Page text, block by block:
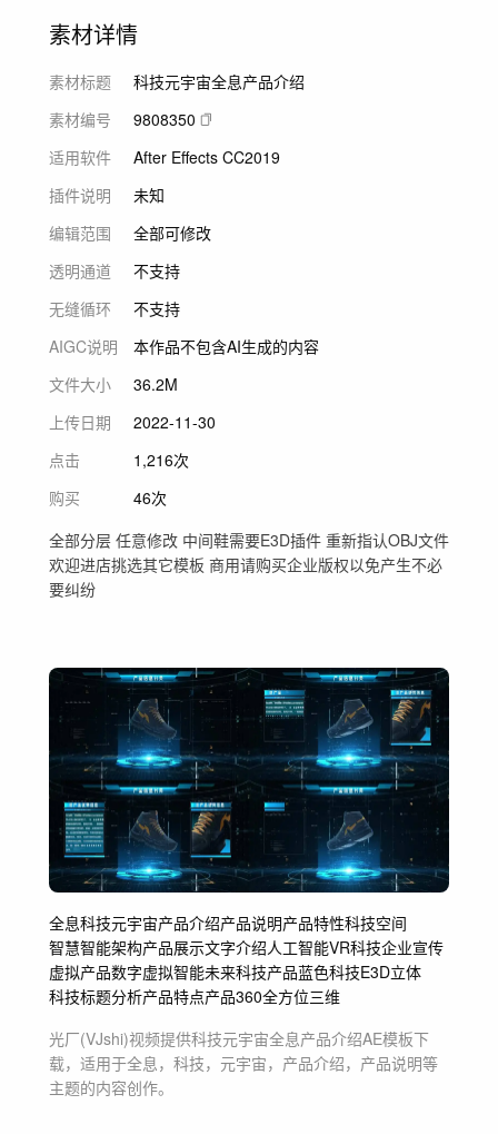
素材详情
素材标题
科技元宇宙全息产品介绍
素材编号
9808350
适用软件
After Effects CC2019
插件说明
未知
编辑范围
全部可修改
透明通道
不支持
无缝循环
不支持
AIGC说明
本作品不包含AI生成的内容
文件大小
36.2M
上传日期
2022-11-30
点击
1,216次
购买
46次
全部分层 任意修改 中间鞋需要E3D插件 重新指认OBJ文件
欢迎进店挑选其它模板 商用请购买企业版权以免产生不必
要纠纷
全息科技元宇宙产品介绍产品说明产品特性科技空间
智慧智能架构产品展示文字介绍人工智能VR科技企业宣传
虚拟产品数字虚拟智能未来科技产品蓝色科技E3D立体
科技标题分析产品特点产品360全方位三维
光厂(VJshi)视频提供科技元宇宙全息产品介绍AE模板下
载，适用于全息，科技，元宇宙，产品介绍，产品说明等
主题的内容创作。